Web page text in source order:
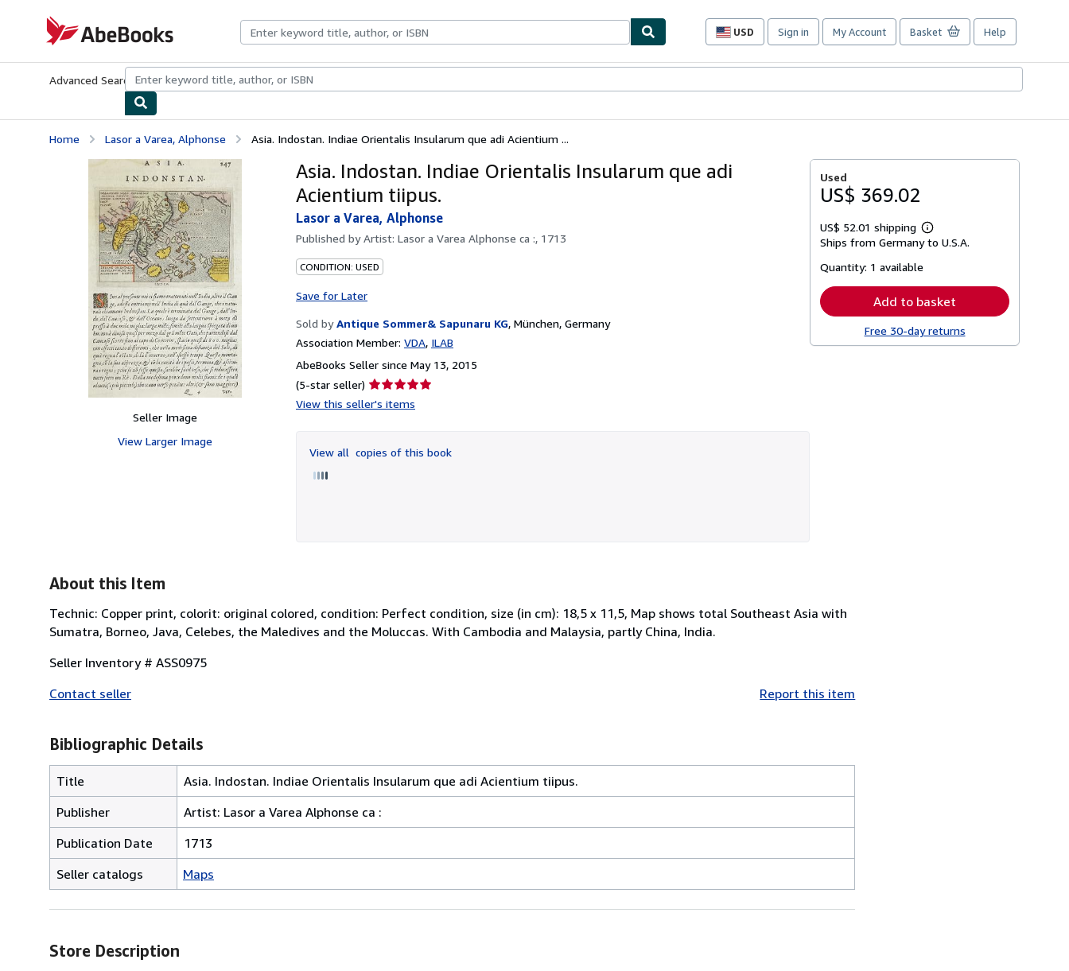
AbeBooks.com
USD
Site
preferences
Sign in My Account Basket Help
Advanced Search Browse CollectionsRare BooksArt & Collectibles
Home Lasor a Varea, Alphonse Asia. Indostan. Indiae Orientalis Insularum que adi Acientium ...
Seller Image
View Larger Image
Asia. Indostan. Indiae Orientalis Insularum que adi
Acientium tiipus.
Lasor a Varea, Alphonse
Published byArtist: Lasor a Varea Alphonse ca :, 1713
CONDITION: USED
Save for Later
Sold by Antique Sommer& Sapunaru KG, München, Germany
Association Member: VDA ILAB
AbeBooks Seller since May 13, 2015
(5-star seller) Seller
rating
of
5
View this seller's items
View all copies of this book
Used
US$ 369.02
US$ 52.01 shipping
Learn
more
Ships from Germany to U.S.A.
Quantity: 1 available
Add to basket
Free 30-day returns
About this Item
Technic: Copper print, colorit: original colored, condition: Perfect condition, size (in cm): 18,5 x 11,5, Map shows total Southeast Asia with
Sumatra, Borneo, Java, Celebes, the Maledives and the Moluccas. With Cambodia and Malaysia, partly China, India.
Seller Inventory # ASS0975
Contact seller
Report this item
Bibliographic Details
Title
Asia. Indostan. Indiae Orientalis Insularum que adi Acientium tiipus.
Publisher
Artist: Lasor a Varea Alphonse ca :
Publication Date
1713
Seller catalogs
Maps
Store Description